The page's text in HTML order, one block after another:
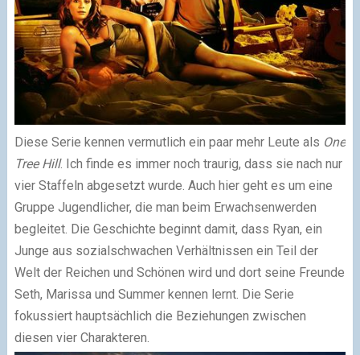
Diese Serie kennen vermutlich ein paar mehr Leute als One
Tree Hill. Ich finde es immer noch traurig, dass sie nach nur
vier Staffeln abgesetzt wurde. Auch hier geht es um eine
Gruppe Jugendlicher, die man beim Erwachsenwerden
begleitet. Die Geschichte beginnt damit, dass Ryan, ein
Junge aus sozialschwachen Verhältnissen ein Teil der
Welt der Reichen und Schönen wird und dort seine Freunde
Seth, Marissa und Summer kennen lernt. Die Serie
fokussiert hauptsächlich die Beziehungen zwischen
diesen vier Charakteren.